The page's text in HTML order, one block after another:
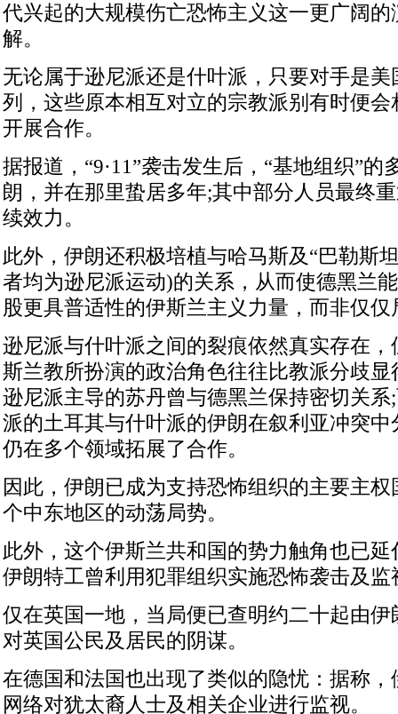
代兴起的大规模伤亡恐怖主义这一更广阔
解。
无论属于逊尼派还是什叶派，只要对手是
列，这些原本相互对立的宗教派别有时便
开展合作。
据报道，“9·11”袭击发生后，“基地组织”的
朗，并在那里蛰居多年;其中部分人员最终
续效力。
此外，伊朗还积极培植与哈马斯及“巴勒斯
者均为逊尼派运动)的关系，从而使德黑兰
股更具普适性的伊斯兰主义力量，而非仅
逊尼派与什叶派之间的裂痕依然真实存在
斯兰教所扮演的政治角色往往比教派分歧
逊尼派主导的苏丹曾与德黑兰保持密切关
派的土耳其与什叶派的伊朗在叙利亚冲突
仍在多个领域拓展了合作。
因此，伊朗已成为支持恐怖组织的主要主
个中东地区的动荡局势。
此外，这个伊斯兰共和国的势力触角也已
伊朗特工曾利用犯罪组织实施恐怖袭击及监
仅在英国一地，当局便已查明约二十起由
对英国公民及居民的阴谋。
在德国和法国也出现了类似的隐忧：据称
网络对犹太裔人士及相关企业进行监视。